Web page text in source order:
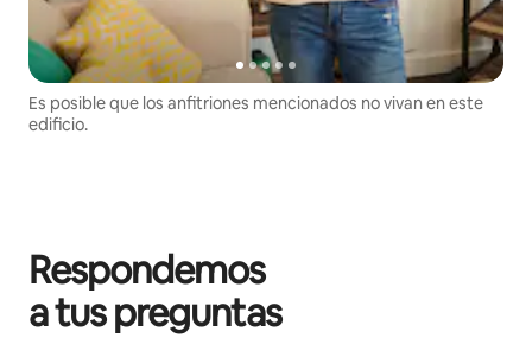
Es posible que los anfitriones mencionados no vivan en este
edificio.
Respondemos
a tus preguntas